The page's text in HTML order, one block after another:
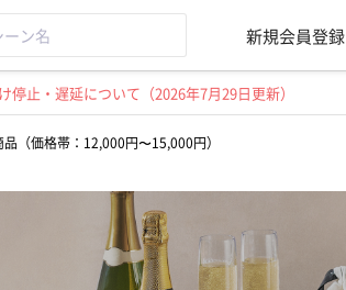
新規会員登録
止・遅延について（2026年7月29日更新）
（価格帯：12,000円〜15,000円）